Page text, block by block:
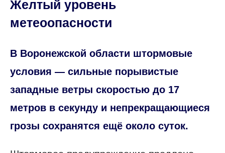
Желтый уровень
метеоопасности
В Воронежской области штормовые
условия — сильные порывистые
западные ветры скоростью до 17
метров в секунду и непрекращающиеся
грозы сохранятся ещё около суток.